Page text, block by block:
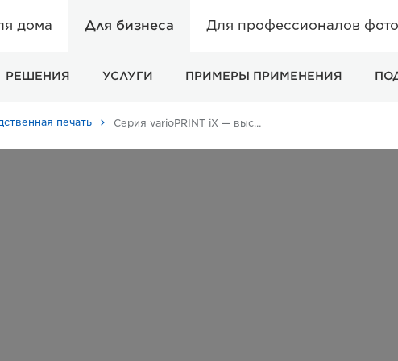
дома Для бизнеса Для профессионалов
РЕШЕНИЯ УСЛУГИ ПРИМЕРЫ ПРИМЕНЕНИЯ
печать Серия varioPRINT iX — высокопроизводительная струйная печатная машина с полистной подачей